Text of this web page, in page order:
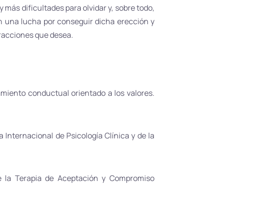
más dificultades para olvidar y, sobre todo,
una lucha por conseguir dicha erección y
que desea.
conductual orientado a los valores.
Internacional de Psicología Clínica y de la
la Terapia de Aceptación y Compromiso